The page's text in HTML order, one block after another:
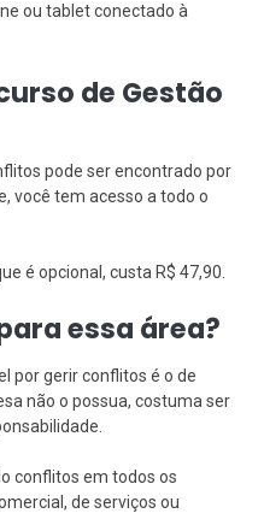
ou tablet conectado à
de Gestão
pode ser encontrado por
você tem acesso a todo o
é opcional, custa R$ 47,90.
essa área?
por gerir conflitos é o de
não o possua, costuma ser
conflitos em todos os
de serviços ou